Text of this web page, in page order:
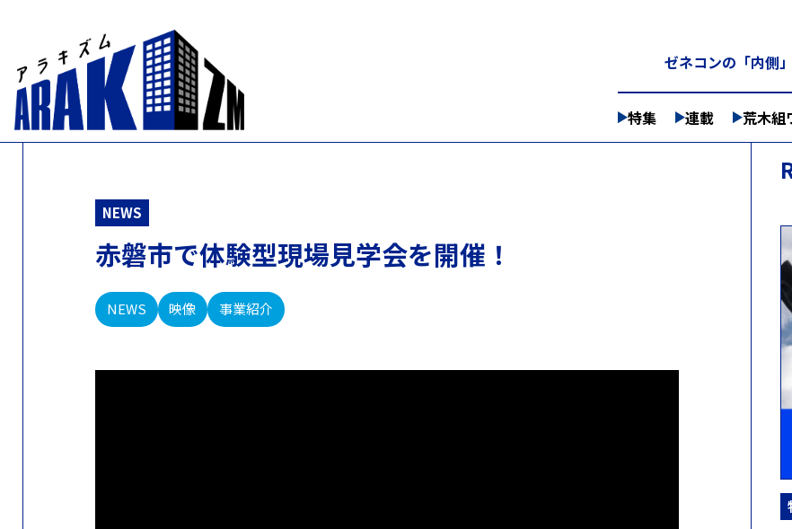
ゼネコンの「内側
特集 連載 荒木組
NEWS
赤磐市で体験型現場見学会を開催！
NEWS 映像 事業紹介